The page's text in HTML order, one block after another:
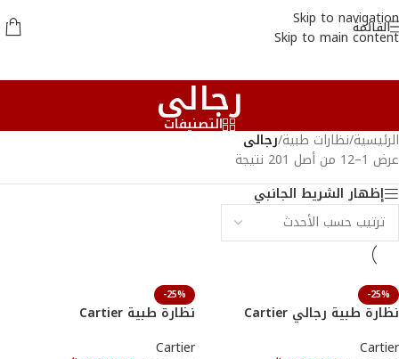
Skip to navigation
Skip to main content
القائمة
رجالى
التصنيفات
الرئيسية/نظارات طبية/رجالى
عرض 1–12 من أصل 201 نتيجة
إظهار الشريط الجانبي
-25%
نظارة طبية رجالي Cartier
Cartier
-25%
نظارة طبية Cartier
Cartier